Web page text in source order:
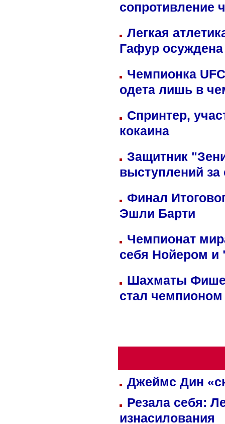
сопротивление
Легкая
Гафур осуждена
Чемпионка
одета лишь в
Спринтер,
кокаина
Защитник
выступлений
Финал
Эшли Барти
Чемпионат
себя Нойером и
Шахматы
стал
Джеймс Дин
Резала себя: